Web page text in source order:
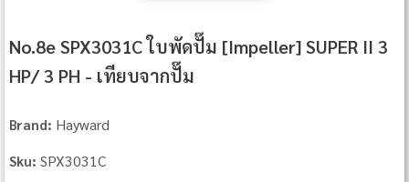
No.8e SPX3031C ใบพัดปั๊ม [Impeller] SUPER II 3
HP/ 3 PH - เทียบจากปั๊ม
Brand: Hayward
Sku: SPX3031C